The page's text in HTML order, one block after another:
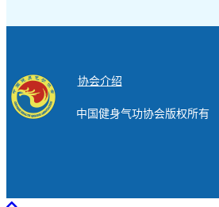
协会介绍
中国健身气功协会版权所